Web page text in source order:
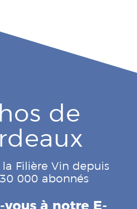
de
Filière Vin depuis
000 abonnés
vous à notre E-